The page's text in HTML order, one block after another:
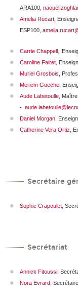
ARA100,
Amelia Rucart
ESP100,
Carrie Chappell ,
Caroline Fairet,
Muriel Grosbois ,
Meriem Gueche ,
Aude Labetoulle
-
Daniel Morgan
Catherine Vera Ortiz ,
Secrétaire
Sophie Crapoulet,
Secrétariat
Annick Fitoussi ,
Nora Evrard ,